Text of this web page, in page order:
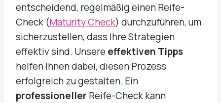
entscheidend, regelmäßig einen Reife-
Check (Maturity Check) durchzuführen, um
sicherzustellen, dass Ihre Strategien
effektiv sind. Unsere effektiven Tipps
helfen Ihnen dabei, diesen Prozess
erfolgreich zu gestalten. Ein
professioneller Reife-Check kann